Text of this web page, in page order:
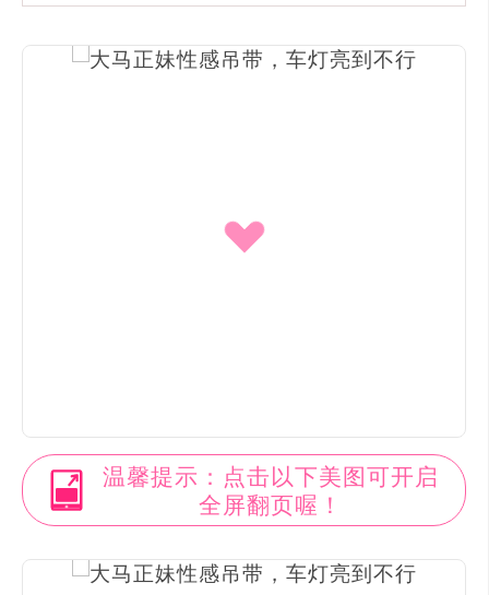
温馨提示：点击以下美图可开启
全屏翻页喔！